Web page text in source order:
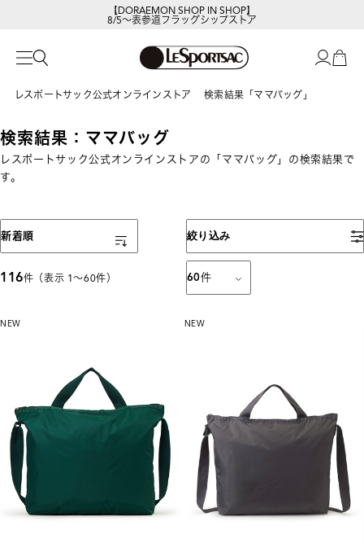
【DORAEMON SHOP IN SHOP】
8/5～表参道フラッグシップストア
レスポートサック公式オンラインストア 検索結果「ママバッグ」
検索結果：ママバッグ
レスポートサック公式オンラインストアの「ママバッグ」の検索結果で
す。
絞り込み
116件（表示 1〜60件） 60件
表示順
新着順
NEW NEW